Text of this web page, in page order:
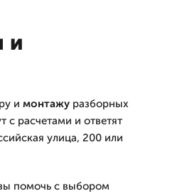
и
и монтажуразборных
с расчетами и ответят
улица, 200 или
помочь с выбором